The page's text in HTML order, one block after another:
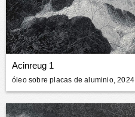
Acinreug 1
óleo sobre placas de aluminio, 2024